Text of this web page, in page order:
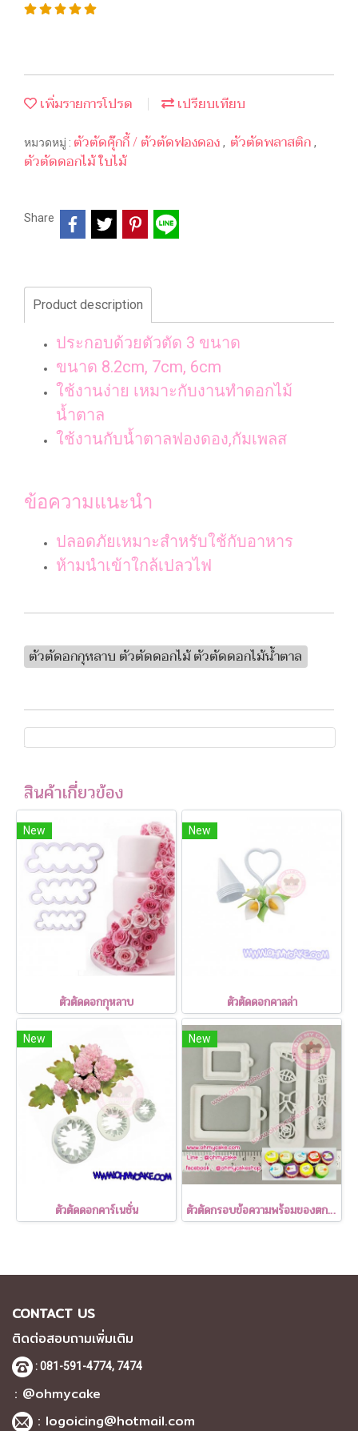
เพิ่มรายการโปรด เปรียบเทียบ
หมวดหมู่ : ตัวตัดคุ๊กกี้ / ตัวตัดฟองดอง , ตัวตัดพลาสติก ,
ตัวตัดดอกไม้ ใบไม้
Share
Product description
ประกอบด้วยตัวตัด 3 ขนาด
ขนาด 8.2cm, 7cm, 6cm
ใช้งานง่าย เหมาะกับงานทำดอกไม้
น้ำตาล
ใช้งานกับน้ำตาลฟองดอง,กัมเพลส
ข้อความแนะนำ
ปลอดภัยเหมาะสำหรับใช้กับอาหาร
ห้ามนำเข้าใกล้เปลวไฟ
ตัวตัดอกกุหลาบ ตัวตัดดอกไม้ ตัวตัดดอกไม้น้ำตาล
สินค้าเกี่ยวข้อง
New
ตัวตัดดอกกุหลาบ
New
ตัวตัดดอกคาลล่า
New
ตัวตัดดอกคาร์เนชั่น
New
ตัวตัดกรอบข้อความพร้อมของตกแต่ง
CONTACT US
ติดต่อสอบถามเพิ่มเติม
: 081-591-4774, 7474
: @ohmycake
: logoicing@hotmail.com